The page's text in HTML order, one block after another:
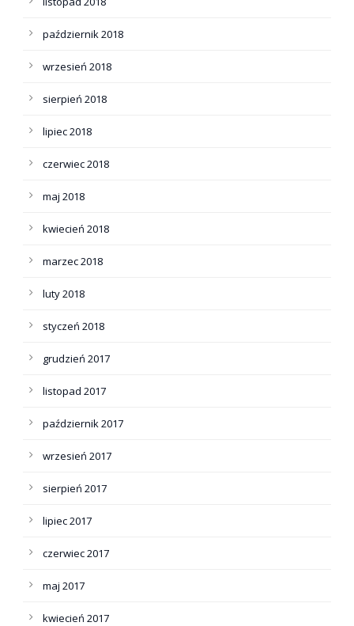
październik 2018
wrzesień 2018
sierpień 2018
lipiec 2018
czerwiec 2018
maj 2018
kwiecień 2018
marzec 2018
luty 2018
styczeń 2018
grudzień 2017
listopad 2017
październik 2017
wrzesień 2017
sierpień 2017
lipiec 2017
czerwiec 2017
maj 2017
kwiecień 2017